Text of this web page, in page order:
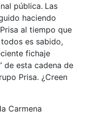
pública. Las
haciendo
al tiempo que
es sabido,
fichaje
de esta cadena de
Prisa. ¿Creen
Carmena